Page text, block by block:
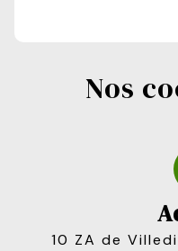
Nos
10 ZA de